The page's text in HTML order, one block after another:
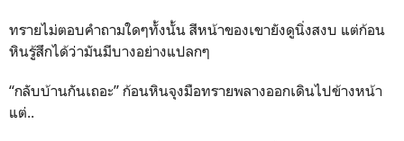
ทรายไม่ตอบคำถามใดๆทั้งนั้น สีหน้าของเขายังดูนิ่งสงบ แต่ก้อน
หินรู้สึกได้ว่ามันมีบางอย่างแปลกๆ
“กลับบ้านกันเถอะ” ก้อนหินจุงมือทรายพลางออกเดินไปข้างหน้า
แต่..